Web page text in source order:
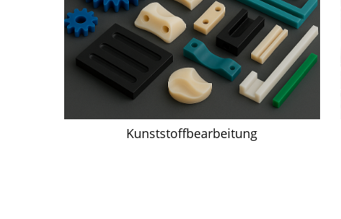
Kunststoffbearbeitung